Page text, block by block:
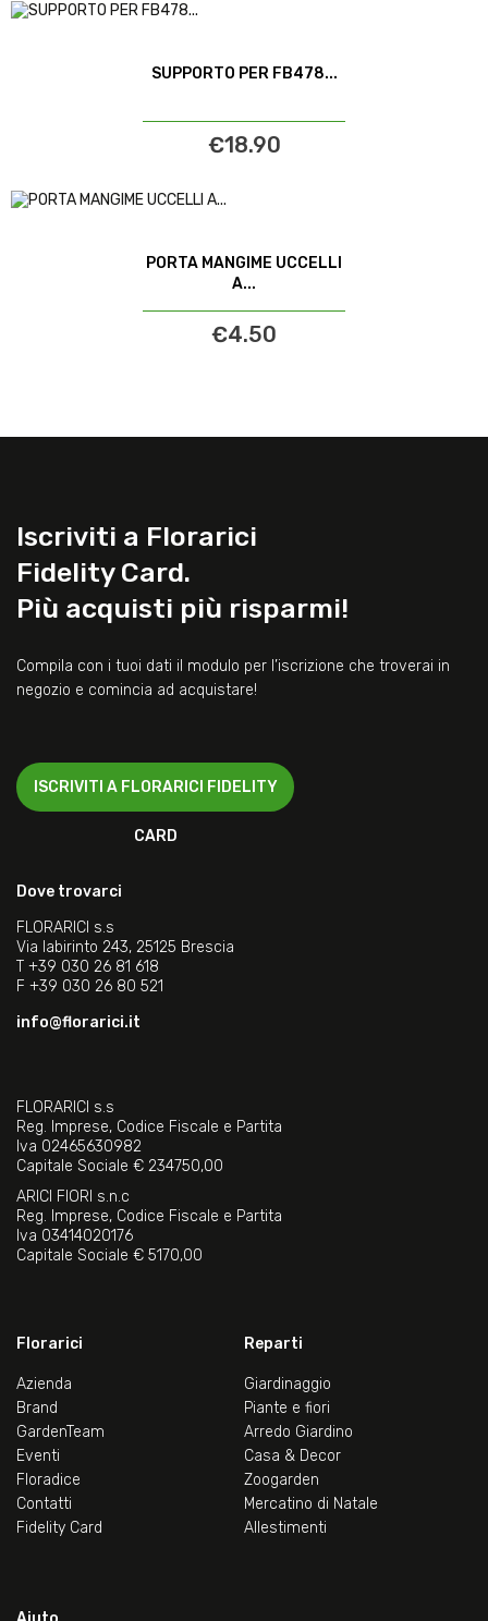
SUPPORTO PER FB478...
€18.90
PORTA MANGIME UCCELLI
A...
€4.50
Iscriviti a Florarici
Fidelity Card.
Più acquisti più risparmi!
Compila con i tuoi dati il modulo per l’iscrizione che troverai in
negozio e comincia ad acquistare!
ISCRIVITI A FLORARICI FIDELITY
CARD
Dove trovarci
FLORARICI s.s
Via labirinto 243, 25125 Brescia
T +39 030 26 81 618
F +39 030 26 80 521
info@florarici.it
FLORARICI s.s
Reg. Imprese, Codice Fiscale e Partita
Iva 02465630982
Capitale Sociale € 234750,00
ARICI FIORI s.n.c
Reg. Imprese, Codice Fiscale e Partita
Iva 03414020176
Capitale Sociale € 5170,00
Florarici
Azienda
Brand
GardenTeam
Eventi
Floradice
Contatti
Fidelity Card
Reparti
Giardinaggio
Piante e fiori
Arredo Giardino
Casa & Decor
Zoogarden
Mercatino di Natale
Allestimenti